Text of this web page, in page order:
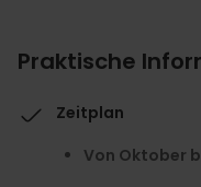
Praktische
Zeitplan
Von Oktober